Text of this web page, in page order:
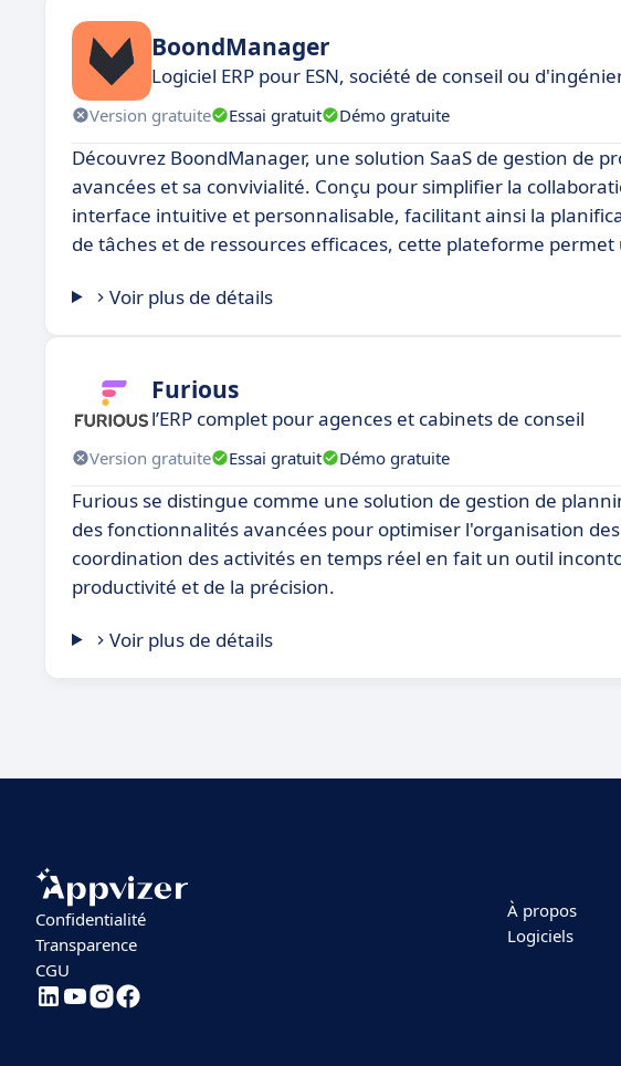
BoondManager
Logiciel ERP pour ESN, société de conseil ou
Version gratuite Essai gratuit Démo gratuite
Découvrez BoondManager, une solution SaaS de gestion de
avancées et sa convivialité. Conçu pour simplifier la
interface intuitive et personnalisable, facilitant ainsi la
de tâches et de ressources efficaces, cette plateforme
Voir plus de détails
Furious
l’ERP complet pour agences et cabinets de conseil
Version gratuite Essai gratuit Démo gratuite
Furious se distingue comme une solution de gestion de
des fonctionnalités avancées pour optimiser l'organisation
coordination des activités en temps réel en fait un outil
productivité et de la précision.
Voir plus de détails
Confidentialité
Transparence
CGU
À propos
Logiciels